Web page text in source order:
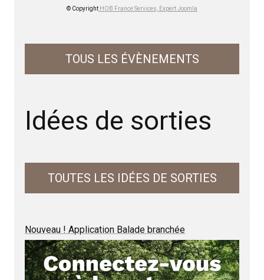
© Copyright HOB France Services, Expert Joomla
TOUS LES ÉVÈNEMENTS
Idées de sorties
TOUTES LES IDÉES DE SORTIES
Nouveau ! Application Balade branchée